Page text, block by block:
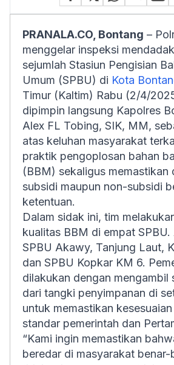
PRANALA.CO, Bontang –
menggelar inspeksi
sejumlah Stasiun Pengisian
Umum (SPBU) di Kota
Timur (Kaltim) Rabu (2/4/
dipimpin langsung Kapolres
Alex FL Tobing, SIK, MM,
atas keluhan masyarakat
praktik pengoplosan bahan
(BBM) sekaligus memastikan
subsidi maupun non-subsidi
ketentuan.
Dalam sidak ini, tim
kualitas BBM di empat SPBU.
SPBU Akawy, Tanjung Laut,
dan SPBU Kopkar KM 6.
dilakukan dengan mengambil
dari tangki penyimpanan di
untuk memastikan
standar pemerintah dan
“Kami ingin memastikan
beredar di masyarakat benar-